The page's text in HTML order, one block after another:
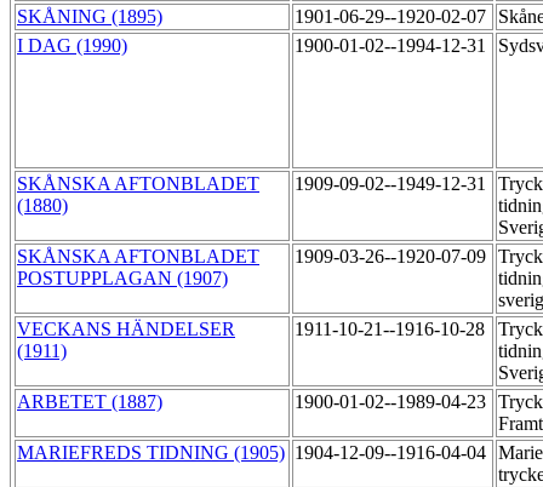
SKÅNING (1895)
1901-06-29--1920-02-07
I DAG (1990)
1900-01-02--1994-12-31
SKÅNSKA AFTONBLADET
(1880)
1909-09-02--1949-12-31
SKÅNSKA AFTONBLADET
POSTUPPLAGAN (1907)
1909-03-26--1920-07-09
VECKANS HÄNDELSER
(1911)
1911-10-21--1916-10-28
ARBETET (1887)
1900-01-02--1989-04-23
MARIEFREDS TIDNING (1905) 1904-12-09--1916-04-04